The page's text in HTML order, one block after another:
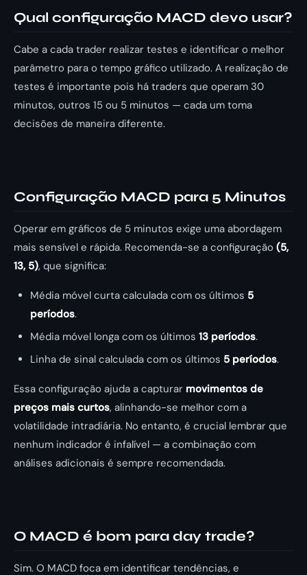
Qual configuração MACD devo usar?
Cabe a cada trader realizar testes e identificar o melhor
parâmetro para o tempo gráfico utilizado. A realização de
testes é importante pois há traders que operam 30
minutos, outros 15 ou 5 minutos — cada um toma
decisões de maneira diferente.
Configuração MACD para 5 Minutos
Operar em gráficos de 5 minutos exige uma abordagem
mais sensível e rápida. Recomenda-se a configuração (5,
13, 5), que significa:
Média móvel curta calculada com os últimos 5
períodos.
Média móvel longa com os últimos 13 períodos.
Linha de sinal calculada com os últimos 5 períodos.
Essa configuração ajuda a capturar movimentos de
preços mais curtos, alinhando-se melhor com a
volatilidade intradiária. No entanto, é crucial lembrar que
nenhum indicador é infalível — a combinação com
análises adicionais é sempre recomendada.
O MACD é bom para day trade?
Sim. O MACD foca em identificar tendências, e